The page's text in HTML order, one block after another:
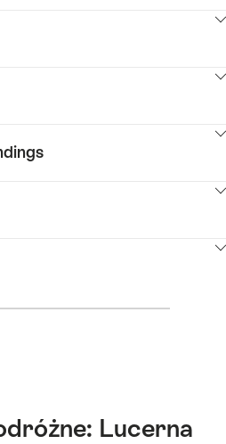
Lucerna